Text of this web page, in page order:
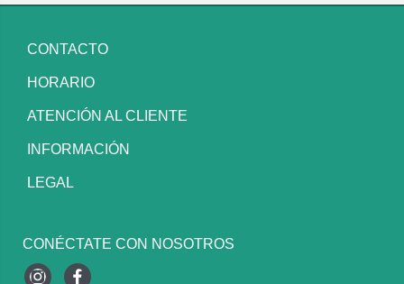
CONTACTO
HORARIO
ATENCIÓN AL CLIENTE
INFORMACIÓN
LEGAL
CONÉCTATE CON NOSOTROS